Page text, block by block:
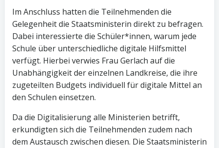
Im Anschluss hatten die Teilnehmenden die
Gelegenheit die Staatsministerin direkt zu befragen.
Dabei interessierte die Schüler*innen, warum jede
Schule über unterschiedliche digitale Hilfsmittel
verfügt. Hierbei verwies Frau Gerlach auf die
Unabhängigkeit der einzelnen Landkreise, die ihre
zugeteilten Budgets individuell für digitale Mittel an
den Schulen einsetzen.
Da die Digitalisierung alle Ministerien betrifft,
erkundigten sich die Teilnehmenden zudem nach
dem Austausch zwischen diesen. Die Staatsministerin